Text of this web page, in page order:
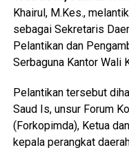
Khairul, M.Kes.,
sebagai Sekretaris
Pelantikan dan
Serbaguna Kantor Wali
Pelantikan tersebut
Saud Is, unsur Forum
(Forkopimda), Ketua
kepala perangkat